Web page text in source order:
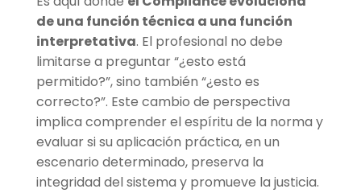
de una función técnica a una función
interpretativa. El profesional no debe
limitarse a preguntar “¿esto está
permitido?”, sino también “¿esto es
correcto?”. Este cambio de perspectiva
implica comprender el espíritu de la norma y
evaluar si su aplicación práctica, en un
escenario determinado, preserva la
integridad del sistema y promueve la justicia.